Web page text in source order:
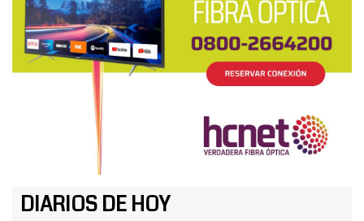
DIARIOS DE HOY